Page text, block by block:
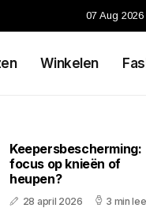
07 Aug 2026
Winkelen
Keepersbescherming:
focus op knieën of
heupen?
28 april 2026 3 min